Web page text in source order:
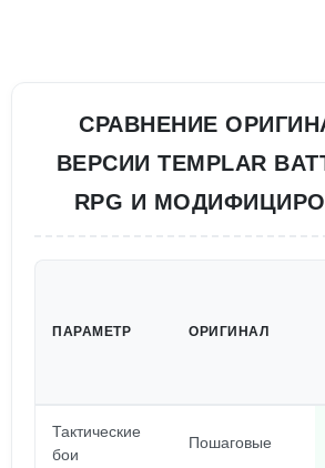
СРАВНЕНИЕ
ВЕРСИИ TEMPLAR
RPG И
ПАРАМЕТР ОРИГИНАЛ
Тактические
бои
Пошаговые